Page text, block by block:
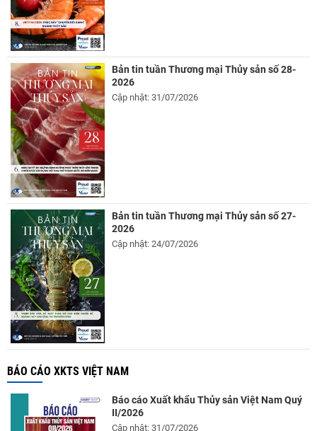
Bản tin tuần Thương mại Thủy sản số 28-
2026
Cập nhật: 31/07/2026
Bản tin tuần Thương mại Thủy sản số 27-
2026
Cập nhật: 24/07/2026
BÁO CÁO XKTS VIỆT NAM
Báo cáo Xuất khẩu Thủy sản Việt Nam Quý
II/2026
Cập nhật: 31/07/2026